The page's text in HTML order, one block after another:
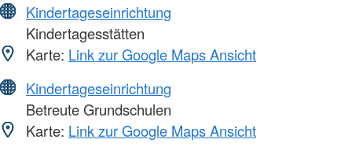
Kindertageseinrichtung
Kindertagesstätten
Karte: Link zur Google Maps Ansicht
Kindertageseinrichtung
Betreute Grundschulen
Karte: Link zur Google Maps Ansicht